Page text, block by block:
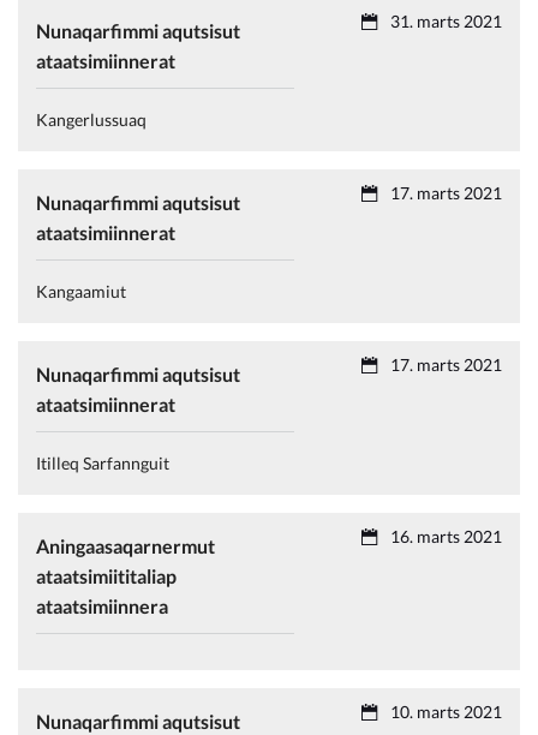
Nunaqarfimmi aqutsisut
ataatsimiinnerat
31. marts 2021
Kangerlussuaq
Nunaqarfimmi aqutsisut
ataatsimiinnerat
17. marts 2021
Kangaamiut
Nunaqarfimmi aqutsisut
ataatsimiinnerat
17. marts 2021
Itilleq Sarfannguit
Aningaasaqarnermut
ataatsimiititaliap
ataatsimiinnera
16. marts 2021
Nunaqarfimmi aqutsisut
10. marts 2021